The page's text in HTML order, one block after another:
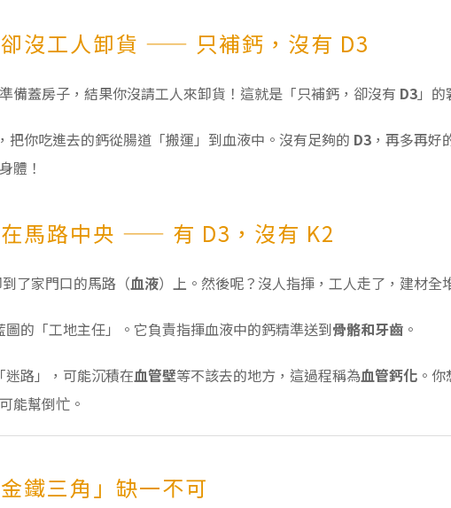
卻沒工人卸貨 —— 只補鈣，沒有 D3
備蓋房子，結果你沒請工人來卸貨！這就是「只補鈣，卻沒有 D3」的
，把你吃進去的鈣從腸道「搬運」到血液中。沒有足夠的 D3 ，再多再好
體！
在馬路中央 —— 有 D3，沒有 K2
了家門口的馬路（血液）上。然後呢？沒人指揮，工人走了，建材全
的「工地主任」。它負責指揮血液中的鈣精準送到骨骼和牙齒 。
路」，可能沉積在血管壁等不該去的地方，這過程稱為血管鈣化 。
能幫倒忙。
鐵三角」缺一不可